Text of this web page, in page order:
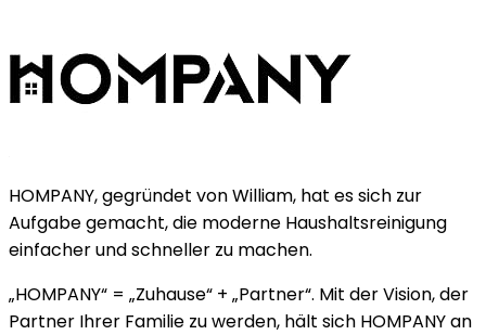
HOMPANY, gegründet von William, hat es sich zur
Aufgabe gemacht, die moderne Haushaltsreinigung
einfacher und schneller zu machen.
„HOMPANY“ = „Zuhause“ + „Partner“. Mit der Vision, der
Partner Ihrer Familie zu werden, hält sich HOMPANY an